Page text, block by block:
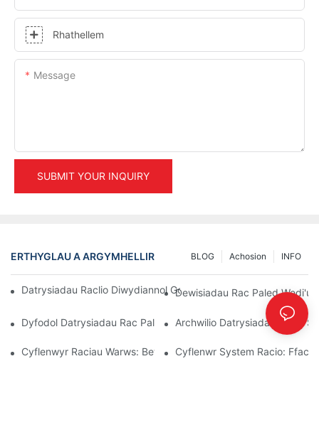
Rhathellem
Message
SUBMIT YOUR INQUIRY
ERTHYGLAU A ARGYMHELLIR INFO
Achosion
BLOG
Datrysiadau Raclio Diwydiannol Gorau Ar Gyfer Rheoli Warws
Dewisiadau Rac Paled Wedi'u
Dyfodol Datrysiadau Rac Pallet: Tueddiadau Ac Arloesiadau
Archwilio Datrysiadau Racio
Cyflenwyr Raciau Warws: Beth I Chwilio Amdano
Cyflenwr System Racio: